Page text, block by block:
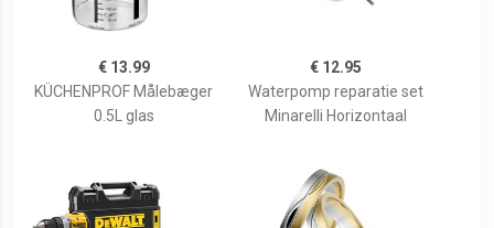
€ 13.99
KÜCHENPROF Målebæger
0.5L glas
€ 12.95
Waterpomp reparatie set
Minarelli Horizontaal